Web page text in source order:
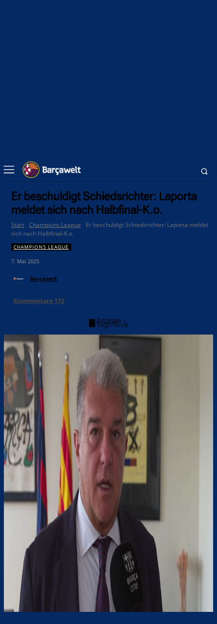
Er beschuldigt Schiedsrichter: Laporta
meldet sich nach Halbfinal-K.o.
Start Champions League
Er beschuldigt Schiedsrichter: Laporta meldet
sich nach Halbfinal-K.o.
CHAMPIONS LEAGUE
7. Mai 2025
Barçawelt
Kommentare 172
- Anzeige -